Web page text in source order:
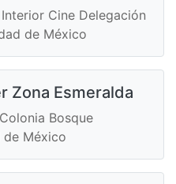
Cine Delegación
de México
Zona Esmeralda
Bosque
de México